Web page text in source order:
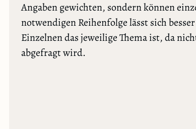
Angaben gewichten, sondern können
notwendigen Reihenfolge lässt sich
Einzelnen das jeweilige Thema ist, da
abgefragt wird.